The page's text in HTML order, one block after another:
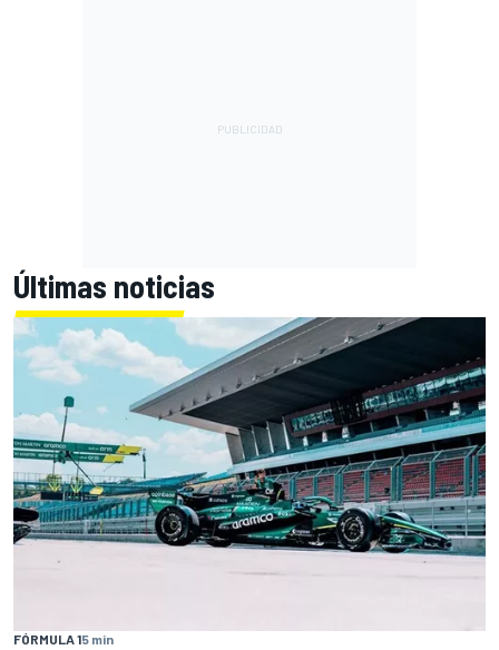
Últimas noticias
FÓRMULA 15 min